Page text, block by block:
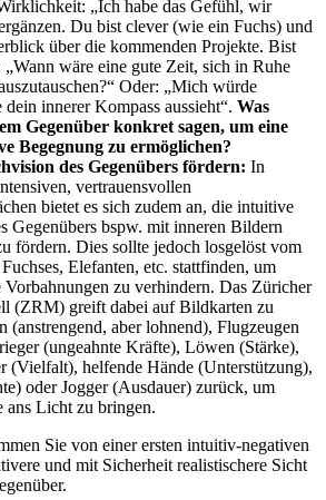
„Ich habe das Gefühl, wir
Du bist clever (wie ein Fuchs) und
über die kommenden Projekte. Bist
„Wann wäre eine gute Zeit, sich in Ruhe
Oder: „Mich würde
dein innerer Kompass aussieht“. Was
Gegenüber konkret sagen, um eine
Begegnung zu ermöglichen?
des Gegenübers fördern: In
vertrauensvollen
bietet es sich zudem an, die intuitive
Gegenübers bspw. mit inneren Bildern
fördern. Dies sollte jedoch losgelöst vom
Elefanten, etc. stattfinden, um
Vorbahnungen zu verhindern. Das Züricher
(ZRM) greift dabei auf Bildkarten zu
(anstrengend, aber lohnend), Flugzeugen
(ungeahnte Kräfte), Löwen (Stärke),
(Vielfalt), helfende Hände (Unterstützung),
oder Jogger (Ausdauer) zurück, um
ans Licht zu bringen.
Sie von einer ersten intuitiv-negativen
und mit Sicherheit realistischere Sicht